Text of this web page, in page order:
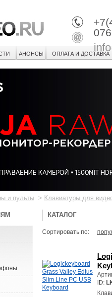
АНОНСЫ ОПЛАТА И ДОСТАВКА
и пульты > Клавиатуры для
КАТАЛОГ
Сортировать по:
ID: